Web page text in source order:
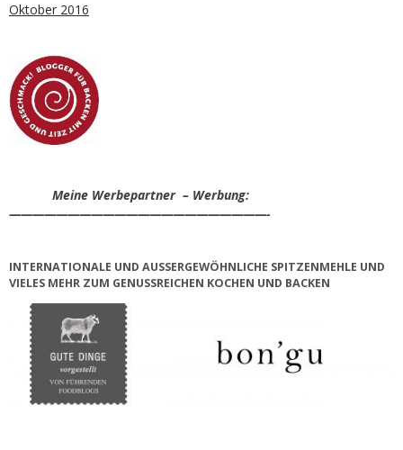
Oktober 2016
Meine Werbepartner – Werbung:
——————————————————————-
INTERNATIONALE UND AUSSERGEWÖHNLICHE SPITZENMEHLE UND V
IELES MEHR ZUM GENUSSREICHEN KOCHEN UND BACKEN